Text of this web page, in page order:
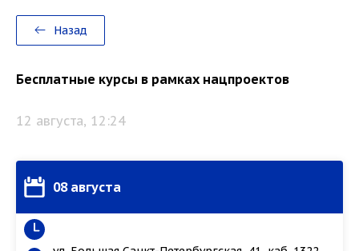
Назад
Бесплатные курсы в рамках нацпроектов
12 августа, 12:24
08 августа